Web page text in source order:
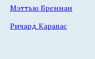
Мэттью Бреннан
Ричард Карапас